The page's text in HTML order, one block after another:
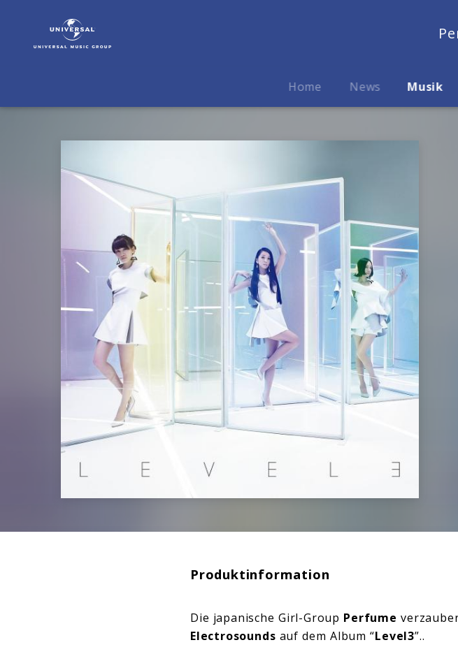
Musik
Home News Musik
Produktinformation
Die japanische Girl-Group Perfume
Electrosounds auf dem Album “Level3”..